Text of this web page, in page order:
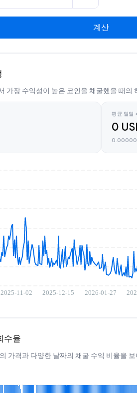
계산
가장 수익성이 높은 코인을 채굴했을 때
평균 일일
0
수율
가격과 다양한 날짜의 채굴 수익 비율을